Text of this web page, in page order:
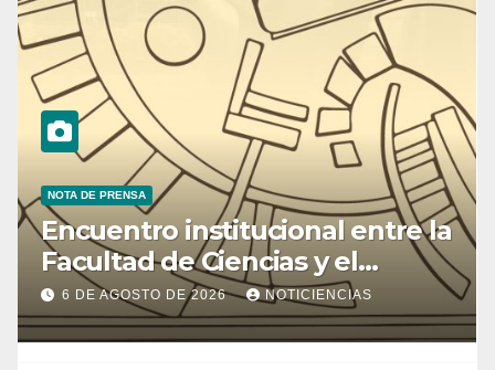
NOTA DE PRENSA
Encuentro institucional entre la
Facultad de Ciencias y el
Ministerio de Ciencia y
Tecnología
6 DE AGOSTO DE 2026 NOTICIENCIAS